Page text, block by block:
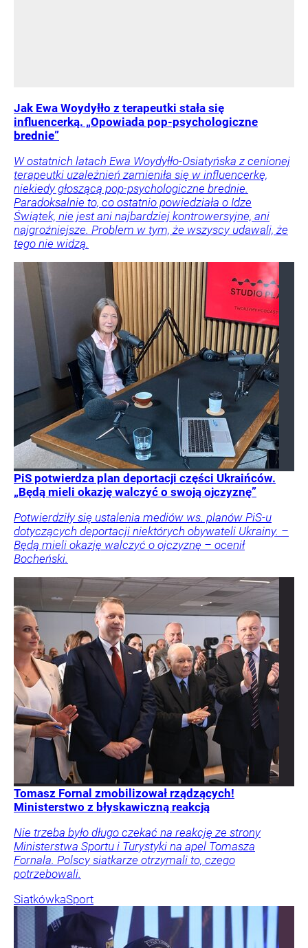
Jak Ewa Woydyłło z terapeutki stała się
influencerką. „Opowiada pop-psychologiczne
brednie”
W ostatnich latach Ewa Woydyłło-Osiatyńska z cenionej
terapeutki uzależnień zamieniła się w influencerkę,
niekiedy głoszącą pop-psychologiczne brednie.
Paradoksalnie to, co ostatnio powiedziała o Idze
Świątek, nie jest ani najbardziej kontrowersyjne, ani
najgroźniejsze. Problem w tym, że wszyscy udawali, że
tego nie widzą.
PiS potwierdza plan deportacji części Ukraińców.
„Będą mieli okazję walczyć o swoją ojczyznę”
Potwierdziły się ustalenia mediów ws. planów PiS-u
dotyczących deportacji niektórych obywateli Ukrainy. –
Będą mieli okazję walczyć o ojczyznę – ocenił
Bocheński.
Tomasz Fornal zmobilizował rządzących!
Ministerstwo z błyskawiczną reakcją
Nie trzeba było długo czekać na reakcję ze strony
Ministerstwa Sportu i Turystyki na apel Tomasza
Fornala. Polscy siatkarze otrzymali to, czego
potrzebowali.
SiatkówkaSport